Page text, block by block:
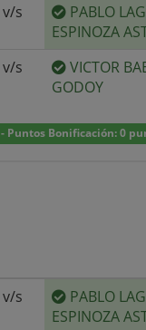
v/s PABLO
ESPINOZA
v/s VICTOR
GODOY
- Puntos Bonificación: 0
v/s PABLO
ESPINOZA